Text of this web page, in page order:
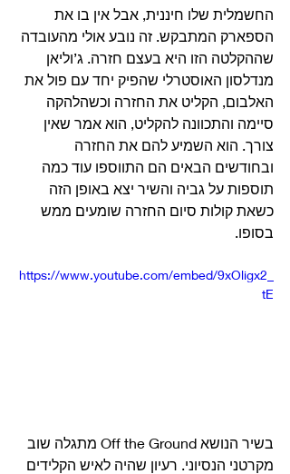
החשמלית שלו חיננית, אבל אין בו את
הספארק המתבקש. זה נובע אולי מהעובדה
שההקלטה הזו היא בעצם חזרה. ג’וליאן
מנדלסון האוסטרלי שהפיק יחד עם פול את
האלבום, הקליט את החזרה וכשהלהקה
סיימה והתכוונה להקליט, הוא אמר שאין
צורך. הוא השמיע להם את החזרה
ובחודשים הבאים הם התווספו עוד כמה
תוספות על גביה והשיר יצא באופן הזה
כשאת קולות סיום החזרה שומעים ממש
בסופו.
https://www.youtube.com/embed/9xOligx2_
tE
בשיר הנושא Off the Ground מתגלה שוב
מקרטני הנסיוני. רעיון שהיה לאיש הקלידים